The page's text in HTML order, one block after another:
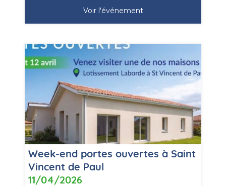
Voir l'événement
Week-end portes ouvertes à Saint
Vincent de Paul
11/04/2026